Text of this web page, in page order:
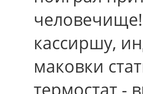
кассиршу,
маковки
термостат -